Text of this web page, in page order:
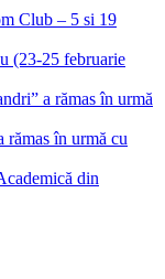
Club – 5 si 19
(23-25 februarie
a rămas în urmă
rămas în urmă cu
din